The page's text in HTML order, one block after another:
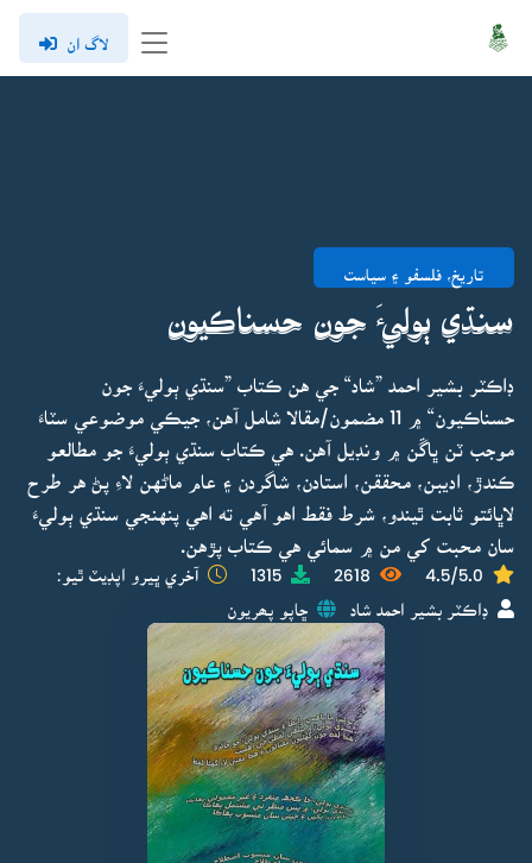
لاگ ان
تاريخ، فلسفو ۽ سياست
سنڌي ٻوليءَ جون حسناڪيون
ڊاڪٽر بشير احمد ”شاد“ جي هن ڪتاب ”سنڌي ٻوليءَ جون
حسناڪيون“ ۾ 11 مضمون/مقالا شامل آهن، جيڪي موضوعي سٽاءَ
موجب ٽن ڀاڱن ۾ ونڊيل آهن. هي ڪتاب سنڌي ٻوليءَ جو مطالعو
ڪندڙ، اديبن، محققن، استادن، شاگردن ۽ عام ماڻهن لاءِ پڻ هر طرح
لاڀائتو ثابت ٿيندو، شرط فقط اهو آهي ته اهي پنهنجي سنڌي ٻوليءَ
سان محبت کي من ۾ سمائي هي ڪتاب پڙهن.
4.5/5.0
2618
1315 آخري ڀيرو اپڊيٽ ٿيو:
ڊاڪٽر بشير احمد شاد ڇاپو پھريون